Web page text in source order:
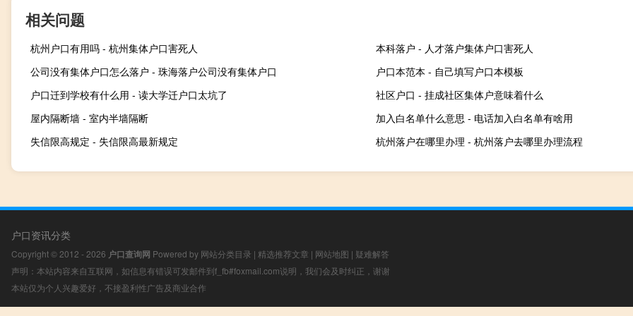
相关问题
杭州户口有用吗 - 杭州集体户口害死人
本科落户 - 人才落户集体户口害死人
公司没有集体户口怎么落户 - 珠海落户公司没有集体户口
户口本范本 - 自己填写户口本模板
户口迁到学校有什么用 - 读大学迁户口太坑了
社区户口 - 挂成社区集体户意味着什么
屋内隔断墙 - 室内半墙隔断
加入白名单什么意思 - 电话加入白名单有啥用
失信限高规定 - 失信限高最新规定
杭州落户在哪里办理 - 杭州落户去哪里办理流程
户口资讯分类
Copyright © 2012 - 2026 户口查询网 Powered by 网站分类目录 | 精选推荐文章 | 网站地图 | 疑难解答
声明：本站内容来自互联网，如信息有错误可发邮件到f_fb#foxmail.com说明，我们会及时纠正，谢谢
本站仅为个人兴趣爱好，不接盈利性广告及商业合作